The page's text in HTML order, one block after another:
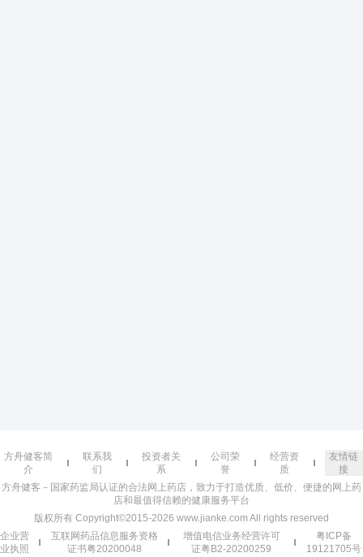
方舟健客简
介
联系我
们
投资者关
系
公司荣
誉
经营资
质
友情链
接
方舟健客－国家药监局认证的合法网上药店，致力于打造优质、低价、便捷的网上药
店和最值得信赖的健康服务平台
版权所有 Copyright©2015-2026 www.jianke.com All rights reserved
企业营
业执照
互联网药品信息服务资格
证书粤20200048
增值电信业务经营许可
证粤B2-20200259
粤ICP备
19121705号